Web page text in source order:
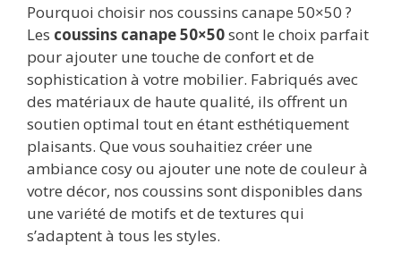
Pourquoi choisir nos coussins canape 50×50 ?
Les coussins canape 50×50sont le choix parfait
pour ajouter une touche de confort et de
sophistication à votre mobilier. Fabriqués avec
des matériaux de haute qualité, ils offrent un
soutien optimal tout en étant esthétiquement
plaisants. Que vous souhaitiez créer une
ambiance cosy ou ajouter une note de couleur à
votre décor, nos coussins sont disponibles dans
une variété de motifs et de textures qui
s’adaptent à tous les styles.